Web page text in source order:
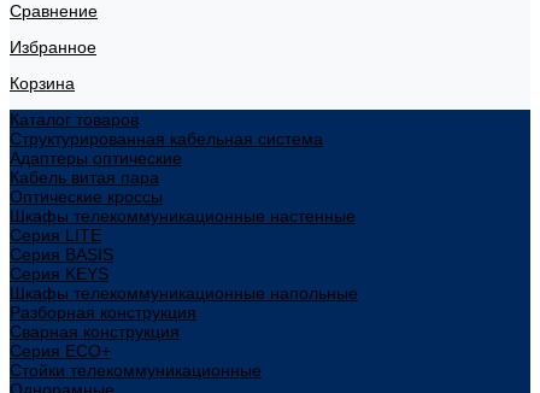
Сравнение
Избранное
Корзина
Каталог товаров
Структурированная кабельная система
Адаптеры оптические
Кабель витая пара
Оптические кроссы
Шкафы телекоммуникационные настенные
Cерия LITE
Cерия BASIS
Cерия KEYS
Шкафы телекоммуникационные напольные
Разборная конструкция
Сварная конструкция
Серия ECO+
Стойки телекоммуникационные